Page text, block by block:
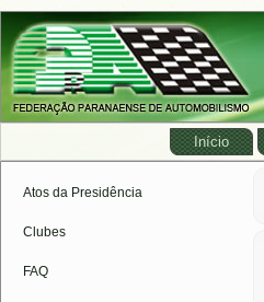
Início
Atos da Presidência
Clubes
FAQ